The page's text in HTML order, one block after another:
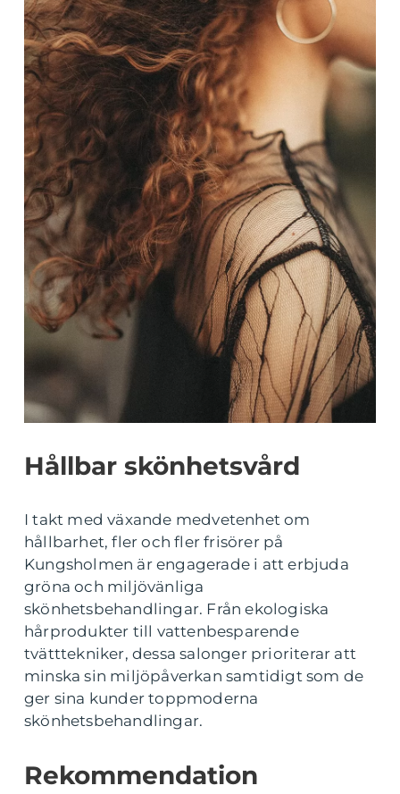
Hållbar skönhetsvård
I takt med växande medvetenhet om
hållbarhet, fler och fler frisörer på
Kungsholmen är engagerade i att erbjuda
gröna och miljövänliga
skönhetsbehandlingar. Från ekologiska
hårprodukter till vattenbesparende
tvätttekniker, dessa salonger prioriterar att
minska sin miljöpåverkan samtidigt som de
ger sina kunder toppmoderna
skönhetsbehandlingar.
Rekommendation